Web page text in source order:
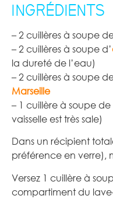
INGRÉDIENTS
– 2 cuillères à soupe
– 2 cuillères à soupe d’
la dureté de l’eau)
– 2 cuillères à soupe
Marseille
– 1 cuillère à soupe de
vaisselle est très sale)
Dans un récipient
préférence en verre),
Versez 1 cuillère à
compartiment du lave-